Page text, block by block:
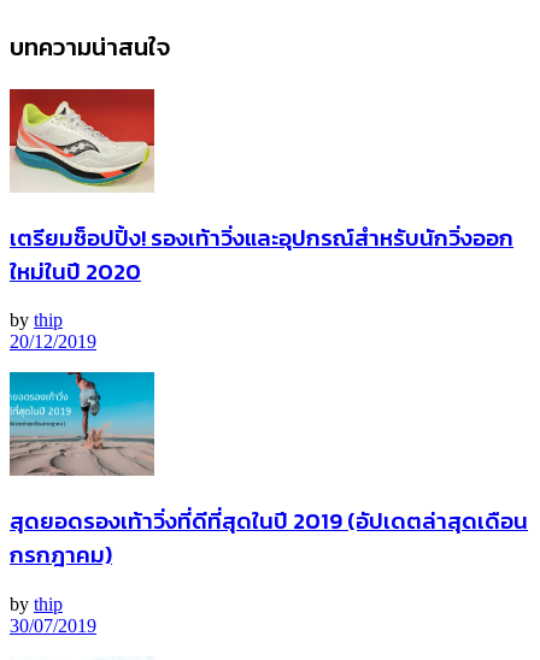
บทความน่าสนใจ
เตรียมช็อปปิ้ง! รองเท้าวิ่งและอุปกรณ์สำหรับนักวิ่งออก
ใหม่ในปี 2020
by thip
20/12/2019
สุดยอดรองเท้าวิ่งที่ดีที่สุดในปี 2019 (อัปเดตล่าสุดเดือน
กรกฎาคม)
by thip
30/07/2019